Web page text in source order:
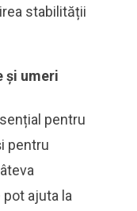
stabilității
și umeri
pentru
pentru
ajuta la